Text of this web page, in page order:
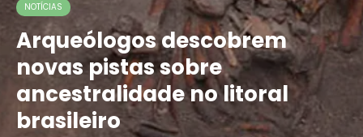
NOTÍCIAS
Arqueólogos descobrem
novas pistas sobre
ancestralidade no litoral
brasileiro